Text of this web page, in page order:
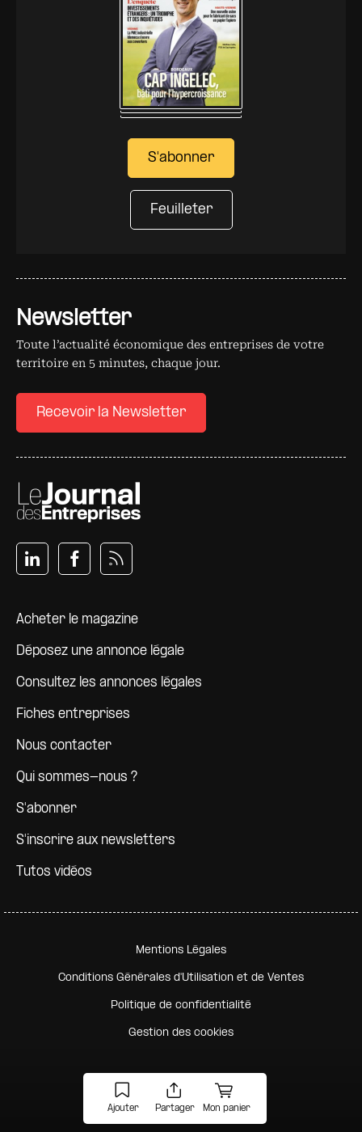
Ajouter Partager Mon panier
Newsletter
Toute l’actualité économique des entreprises de votre
territoire en 5 minutes, chaque jour.
Recevoir la Newsletter
Pied de page
Acheter le magazine
Déposez une annonce légale
Consultez les annonces légales
Fiches entreprises
Nous contacter
Qui sommes-nous ?
S'abonner
S'inscrire aux newsletters
Tutos vidéos
S'abonner
Feuilleter
Pied de page secondaire
Mentions Légales
Conditions Générales d'Utilisation et de Ventes
Politique de confidentialité
Gestion des cookies